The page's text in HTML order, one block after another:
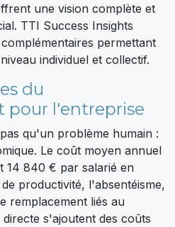
une vision complète et
TTI Success Insights
permettant
individuel et collectif.
du
pour l'entreprise
qu'un problème humain :
Le coût moyen annuel
14 840 € par salarié en
productivité, l'absentéisme,
remplacement liés au
s'ajoutent des coûts